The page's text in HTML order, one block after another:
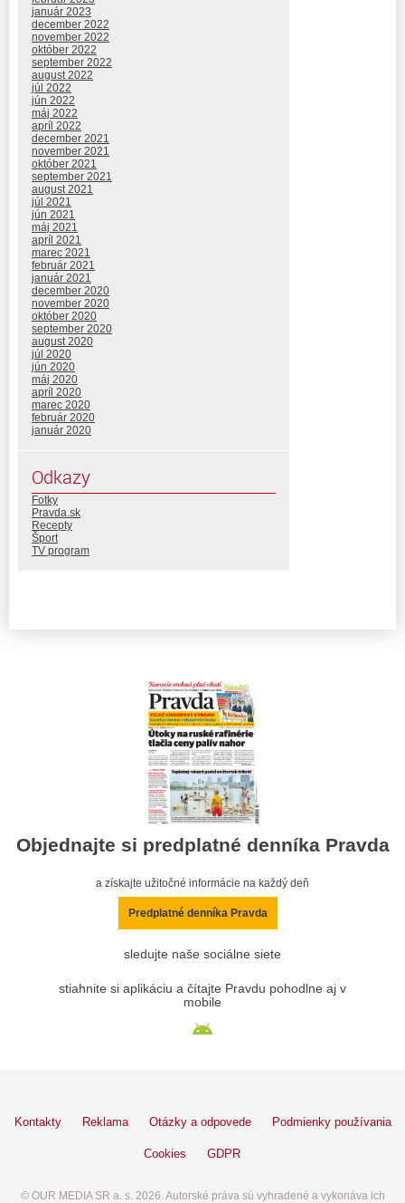
január 2023
december 2022
november 2022
október 2022
september 2022
august 2022
júl 2022
jún 2022
máj 2022
apríl 2022
december 2021
november 2021
október 2021
september 2021
august 2021
júl 2021
jún 2021
máj 2021
apríl 2021
marec 2021
február 2021
január 2021
december 2020
november 2020
október 2020
september 2020
august 2020
júl 2020
jún 2020
máj 2020
apríl 2020
marec 2020
február 2020
január 2020
Odkazy
Fotky
Pravda.sk
Recepty
Šport
TV program
Objednajte si predplatné denníka Pravda
a získajte užitočné informácie na každý deň
Predplatné denníka Pravda
sledujte naše sociálne siete
stiahnite si aplikáciu a čítajte Pravdu pohodlne aj v
mobile
Kontakty Reklama Otázky a odpovede Podmienky používania
Cookies GDPR
© OUR MEDIA SR a. s. 2026. Autorské práva sú vyhradené a vykonáva ich